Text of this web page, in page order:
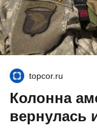
topcor.ru
Колонна
вернулась